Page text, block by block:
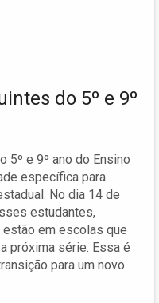
do 5º e 9º
5º e 9º ano do Ensino
específica para
No dia 14 de
estudantes,
em escolas que
próxima série. Essa é
para um novo